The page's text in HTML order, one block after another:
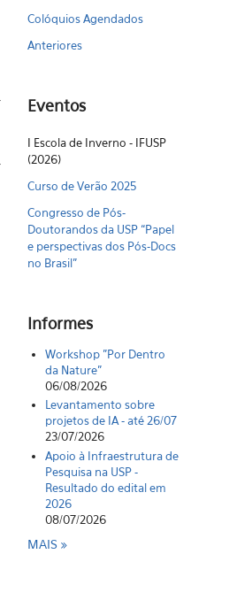
Colóquios Agendados
Anteriores
Eventos
I Escola de Inverno - IFUSP
(2026)
Curso de Verão 2025
Congresso de Pós-
Doutorandos da USP “Papel
e perspectivas dos Pós-Docs
no Brasil"
Informes
Workshop "Por Dentro
da Nature"
06/08/2026
Levantamento sobre
projetos de IA - até 26/07
23/07/2026
Apoio à Infraestrutura de
Pesquisa na USP -
Resultado do edital em
2026
08/07/2026
MAIS